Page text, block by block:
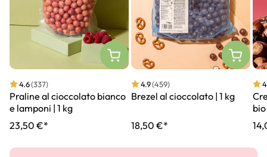
4.6(337)
Praline al cioccolato bianco
e lamponi | 1 kg
23,50 €*
4.9(459)
Brezel al cioccolato | 1 kg
18,50 €*